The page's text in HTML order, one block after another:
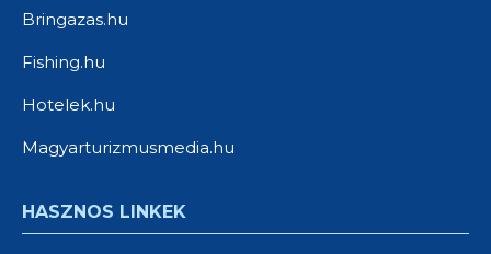
Bringazas.hu
Fishing.hu
Hotelek.hu
Magyarturizmusmedia.hu
HASZNOS LINKEK